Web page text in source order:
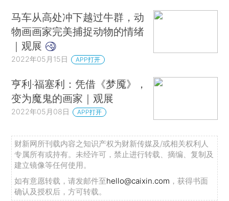
马车从高处冲下越过牛群，动
物画画家完美捕捉动物的情绪
｜观展
2022年05月15日 APP打开
亨利·福塞利：凭借《梦魇》，
变为魔鬼的画家｜观展
2022年05月08日 APP打开
财新网所刊载内容之知识产权为财新传媒及/或相关权利人
专属所有或持有。未经许可，禁止进行转载、摘编、复制及
建立镜像等任何使用。
如有意愿转载，请发邮件至hello@caixin.com ，获得书面
确认及授权后，方可转载。